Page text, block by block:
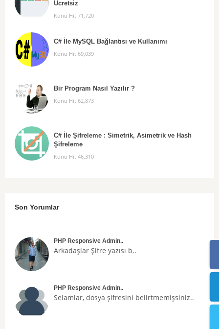
Ücretsiz
Konu Hit 71,720
C# İle MySQL Bağlantısı ve Kullanımı
Konu Hit 69,039
Bir Program Nasıl Yazılır ?
Konu Hit 62,873
C# İle Şifreleme : Simetrik, Asimetrik ve Hash
Şifreleme
Konu Hit 46,310
Son Yorumlar
PHP Responsive Admin..
Arkadaşlar Şifre yazısı b..
PHP Responsive Admin..
Selamlar, dosya şifresini belirtmemişsiniz..